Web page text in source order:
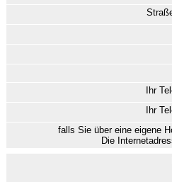
Ihr
Ihr
falls Sie über eine eigene
Die